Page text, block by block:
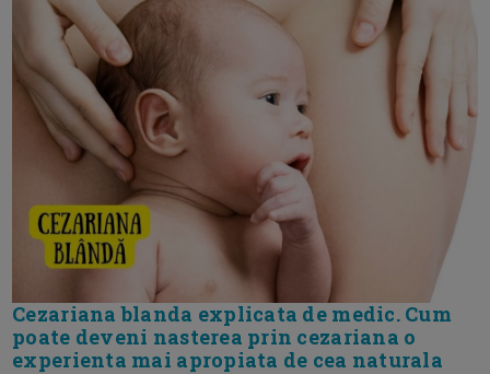
Cezariana blanda explicata de medic. Cum
poate deveni nasterea prin cezariana o
experienta mai apropiata de cea naturala